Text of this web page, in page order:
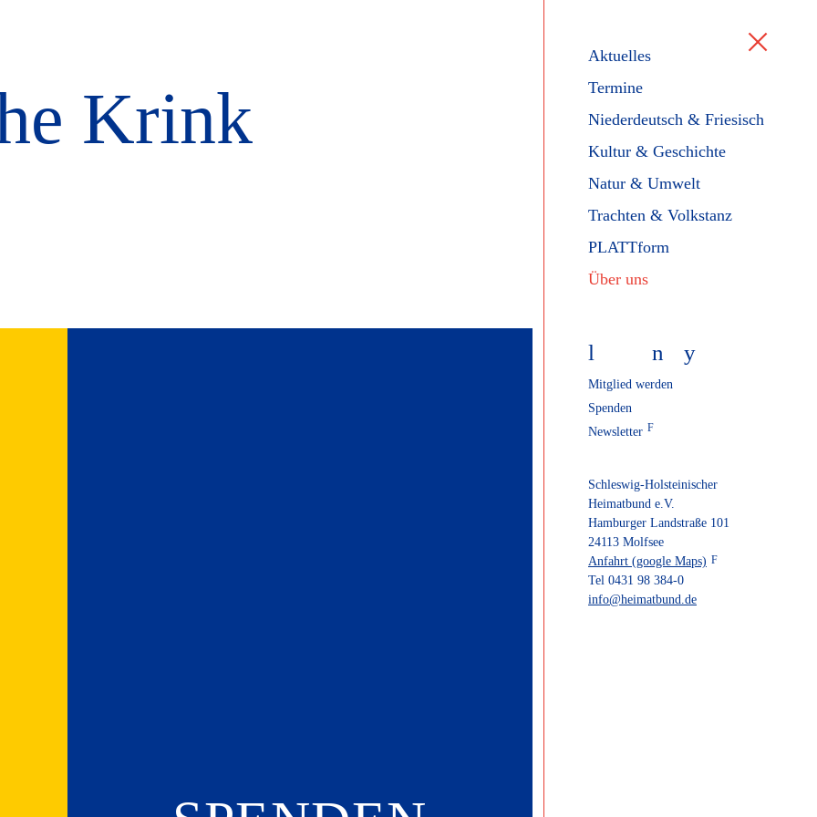
Aktuelles
Termine
Niederdeutsch & Friesisch
Kultur & Geschichte
Natur & Umwelt
Trachten & Volkstanz
PLATTform
Über uns
l n y
Mitglied werden
Spenden
Newsletter
Schleswig-Holsteinischer
Heimatbund e.V.
Hamburger Landstraße 101
24113 Molfsee
Anfahrt (google Maps)
Tel 0431 98 384-0
info@heimatbund.de
Krink